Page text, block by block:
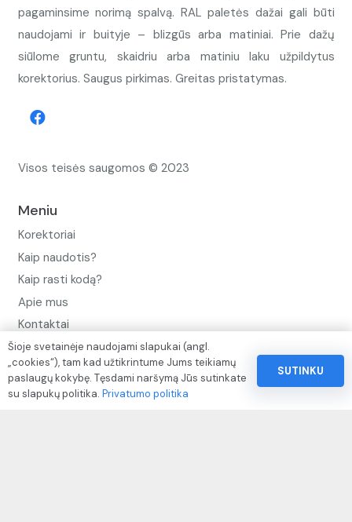
pagaminsime norimą spalvą. RAL paletės dažai gali būti
naudojami ir buityje – blizgūs arba matiniai. Prie dažų
siūlome gruntu, skaidriu arba matiniu laku užpildytus
korektorius. Saugus pirkimas. Greitas pristatymas.
Visos teisės saugomos © 2023
Meniu
Korektoriai
Kaip naudotis?
Kaip rasti kodą?
Apie mus
Kontaktai
Privatumo politika
Pinigų ir prekių grąžinimo politika
Paslaugų naudojimo sąlygos ir taisyklės
Šioje svetainėje naudojami slapukai (angl.
„cookies“), tam kad užtikrintume Jums teikiamų
paslaugų kokybę. Tęsdami naršymą Jūs sutinkate
su slapukų politika. Privatumo politika
SUTINKU